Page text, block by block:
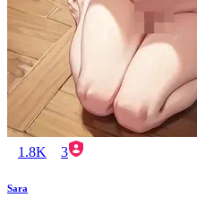
1.8K 3
Sara